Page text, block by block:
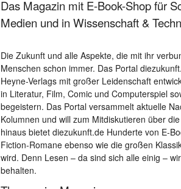
Das Magazin mit E-Book-Shop für
Medien und in Wissenschaft &
Die Zukunft und alle Aspekte, die mit ihr
Menschen schon immer. Das Portal
Heyne-Verlags mit großer Leidenschaft
in Literatur, Film, Comic und Computerspiel
begeistern. Das Portal versammelt aktuelle
Kolumnen und will zum Mitdiskutieren über
hinaus bietet diezukunft.de Hunderte von E-
Fiction-Romane ebenso wie die großen
wird. Denn Lesen – da sind sich alle einig –
behalten.